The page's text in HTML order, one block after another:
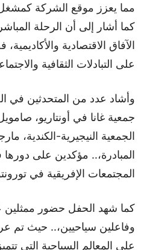
مما يعزز موقع الشركة
كما أشار إلى أن الرحلة
الآفاق الاقتصادية
على التبادلات الثقافية
وأشاد عدد من المتحدثين في
جمعية غانا في أونتاريو،
الجمعية النيجيرية-الكندية،
المبادرة،.. مؤكدين على دورها
المجتمعات الإفريقية في
كما شهد الحفل حضور ممثلين
وفاعلين سياحيين،.. حيث تم
على المعالم السياحية التي